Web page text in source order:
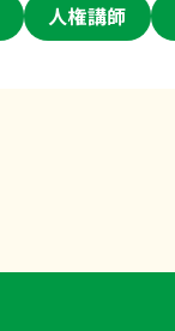
人権講師